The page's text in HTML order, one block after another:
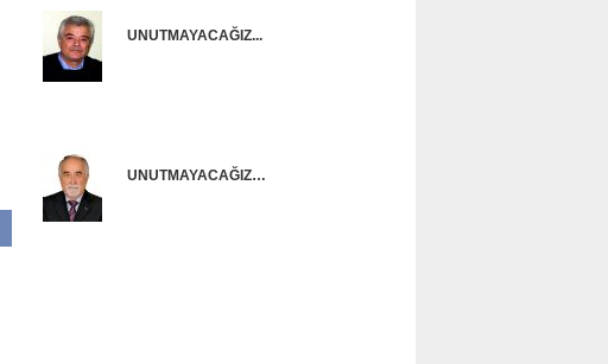
UNUTMAYACAĞIZ...
UNUTMAYACAĞIZ…